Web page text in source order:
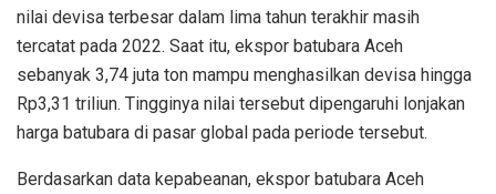
nilai devisa terbesar dalam lima tahun terakhir masih
tercatat pada 2022. Saat itu, ekspor batubara Aceh
sebanyak 3,74 juta ton mampu menghasilkan devisa hingga
Rp3,31 triliun. Tingginya nilai tersebut dipengaruhi lonjakan
harga batubara di pasar global pada periode tersebut.
Berdasarkan data kepabeanan, ekspor batubara Aceh